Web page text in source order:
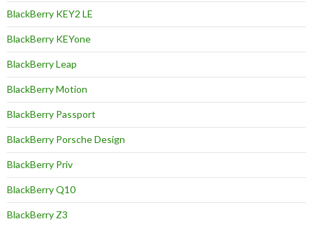
BlackBerry KEY2 LE
BlackBerry KEYone
BlackBerry Leap
BlackBerry Motion
BlackBerry Passport
BlackBerry Porsche Design
BlackBerry Priv
BlackBerry Q10
BlackBerry Z3